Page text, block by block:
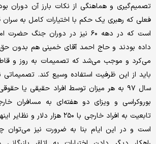
تصمیم‌گیری و هماهنگی از نکات بارز آن دوران
فعلی که رهبری یک حکم با اختیارات کامل به سران
است که در دهه ۶۰ نیز در دوران جنگ
داده بودند و حاج احمد آقای خمینی هم بدون
می‌کرد و موجب می‌شد که تصمیمات به روز و
باید از این ظرفیت استفاده وسیع کند. تصمیماتی
سال ۹۷ به هر میزان توسط افراد حقیقی یا
بوروکراسی و ویزای دو هفته‌ای به مسافران
تابعیت به افراد خارجی با ۲۵۰
است و در این ایام بنا به ضرورت نیز می‌توان